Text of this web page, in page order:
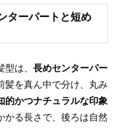
ターパートと短め
は、 長めセンターパー
髪を真ん中で分け、丸み
的かつナチュラルな印象
かる長さで、後ろは自然